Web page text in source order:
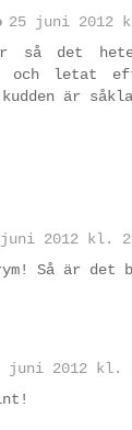
25 juni 2012
så det
och letat
kudden är
2012 kl.
Så är det
juni 2012 kl.